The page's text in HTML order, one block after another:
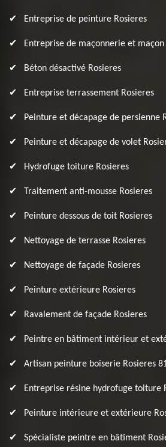
Entreprise de peinture Rosieres
Entreprise de maçonnerie et maçon
Béton désactivé Rosieres
Entreprise terrassement Rosieres
Peinture et décapage de persienne
Peinture et décapage de volet
Hydrofuge toiture Rosieres
Traitement anti-mousse Rosieres
Peinture dessous de toit Rosieres
Nettoyage de terrasse Rosieres
Nettoyage de façade Rosieres
Peinture extérieure Rosieres
Ravalement de façade Rosieres
Peintre en bâtiment intérieur et
Artisan peinture boiserie Rosieres
Entreprise résine hydrofuge toiture
Peinture intérieure et extérieure
Spécialiste peintre en bâtiment